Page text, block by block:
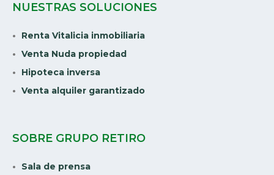
NUESTRAS SOLUCIONES
Renta Vitalicia inmobiliaria
Venta Nuda propiedad
Hipoteca inversa
Venta alquiler garantizado
SOBRE GRUPO RETIRO
Sala de prensa